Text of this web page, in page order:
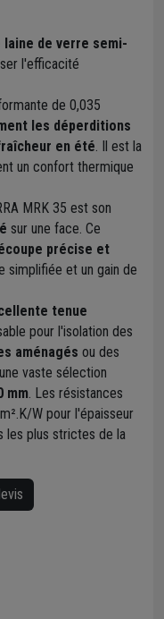
laine de verre semi-
l'efficacité
de 0,035
les déperditions
en été. Il est la
un confort thermique
MRK 35 est son
sur une face. Ce
précise et
simplifiée et un gain de
tenue
pour l'isolation des
aménagés ou des
vaste sélection
mm. Les résistances
W pour l'épaisseur
les plus strictes de la